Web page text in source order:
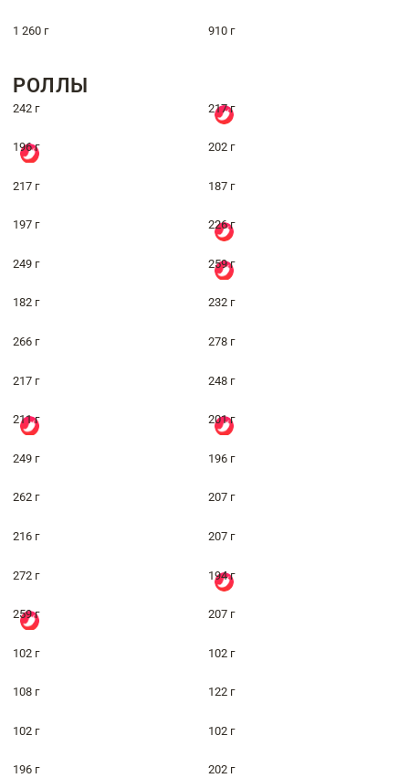
1 260 г 910 г
РОЛЛЫ
242 г 217 г
196 г 202 г
217 г 187 г
197 г 226 г
249 г 259 г
182 г 232 г
266 г 278 г
217 г 248 г
211 г 201 г
249 г 196 г
262 г 207 г
216 г 207 г
272 г 194 г
259 г 207 г
102 г 102 г
108 г 122 г
102 г 102 г
196 г 202 г